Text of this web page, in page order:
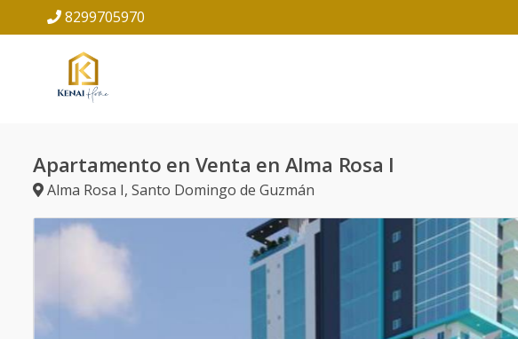
8299705970
Apartamento en Venta en Alma Rosa I
Alma Rosa I, Santo Domingo de Guzmán